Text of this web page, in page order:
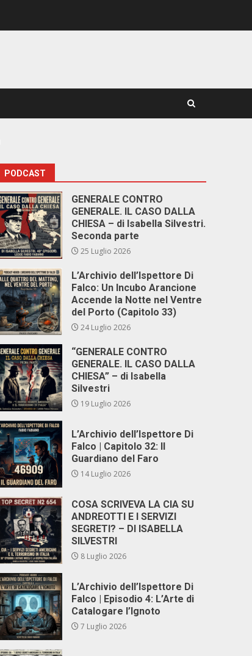
PODCAST
GENERALE CONTRO
GENERALE. IL CASO DALLA
CHIESA – di Isabella Silvestri.
Seconda parte
25 Luglio 2026
L’Archivio dell’Ispettore Di
Falco: Un Incubo Arancione
Accende la Notte nel Ventre
del Porto (Capitolo 33)
24 Luglio 2026
“GENERALE CONTRO
GENERALE. IL CASO DALLA
CHIESA” – di Isabella
Silvestri
19 Luglio 2026
L’Archivio dell’Ispettore Di
Falco | Capitolo 32: Il
Guardiano del Faro
14 Luglio 2026
COSA SCRIVEVA LA CIA SU
ANDREOTTI E I SERVIZI
SEGRETI? – DI ISABELLA
SILVESTRI
8 Luglio 2026
L’Archivio dell’Ispettore Di
Falco | Episodio 4: L’Arte di
Catalogare l’Ignoto
7 Luglio 2026